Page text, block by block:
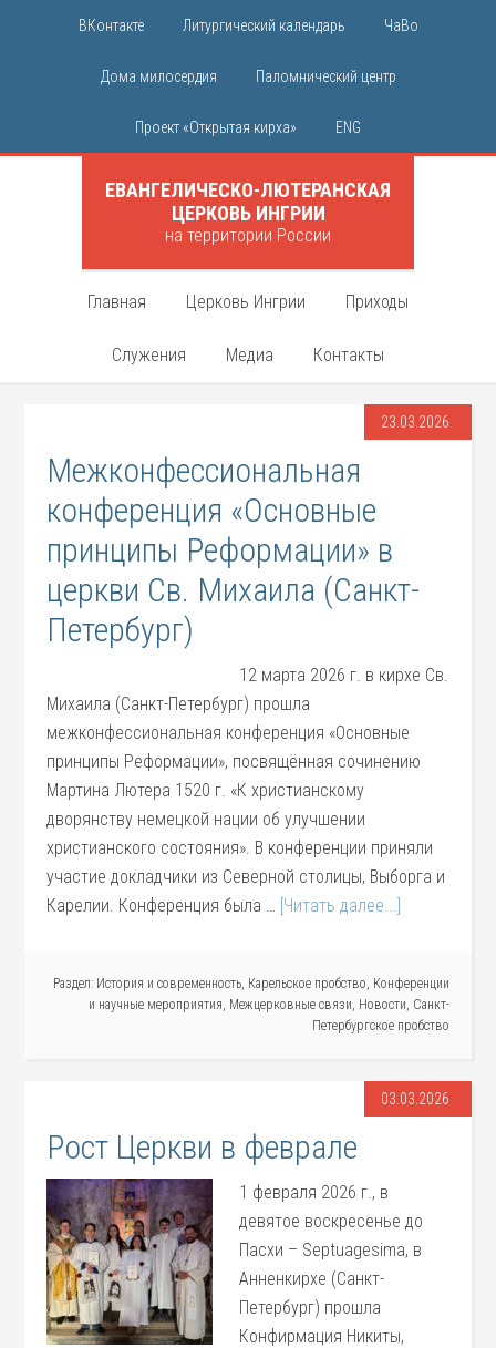
ВКонтакте Литургический календарь ЧаВо
Дома милосердия Паломнический центр
Проект «Открытая кирха» ENG
ЕВАНГЕЛИЧЕСКО-ЛЮТЕРАНСКАЯ
ЦЕРКОВЬ ИНГРИИ
на территории России
Главная Церковь Ингрии Приходы
Служения Медиа Контакты
23.03.2026
Межконфессиональная
конференция «Основные
принципы Реформации» в
церкви Св. Михаила (Санкт-
Петербург)
12 марта 2026 г. в кирхе Св.
Михаила (Санкт-Петербург) прошла
межконфессиональная конференция «Основные
принципы Реформации», посвящённая сочинению
Мартина Лютера 1520 г. «К христианскому
дворянству немецкой нации об улучшении
христианского состояния». В конференции приняли
участие докладчики из Северной столицы, Выборга и
Карелии. Конференция была … [Читать далее...]
Раздел: История и современность, Карельское пробство, Конференции
и научные мероприятия, Межцерковные связи, Новости, Санкт-
Петербургское пробство
03.03.2026
Рост Церкви в феврале
1 февраля 2026 г., в
девятое воскресенье до
Пасхи – Septuagesima, в
Анненкирхе (Санкт-
Петербург) прошла
Конфирмация Никиты,